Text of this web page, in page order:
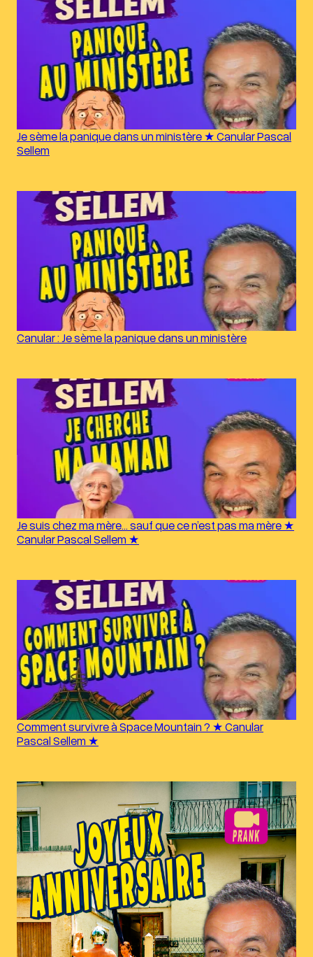
Je sème la panique dans un ministère ★ Canular Pascal
Sellem
Canular : Je sème la panique dans un ministère
Je suis chez ma mère… sauf que ce n’est pas ma mère ★
Canular Pascal Sellem ★
Comment survivre à Space Mountain ? ★ Canular
Pascal Sellem ★